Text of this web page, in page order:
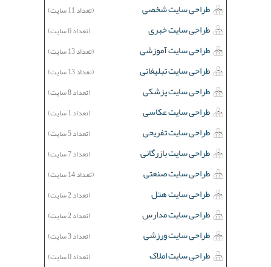
طراحی سایت شخصی (تعداد 11 سایت)
طراحی سایت خبری (تعداد 6 سایت)
طراحی سایت آموزشی (تعداد 13 سایت)
طراحی سایت تبلیغاتی (تعداد 13 سایت)
طراحی سایت پزشکی (تعداد 8 سایت)
طراحی سایت عکاسی (تعداد 1 سایت)
طراحی سایت تفریحی (تعداد 5 سایت)
طراحی سایت بازرگانی (تعداد 7 سایت)
طراحی سایت صنعتی (تعداد 14 سایت)
طراحی سایت هتل (تعداد 2 سایت)
طراحی سایت مدارس (تعداد 2 سایت)
طراحی سایت ورزشی (تعداد 3 سایت)
طراحی سایت املاک (تعداد 0 سایت)